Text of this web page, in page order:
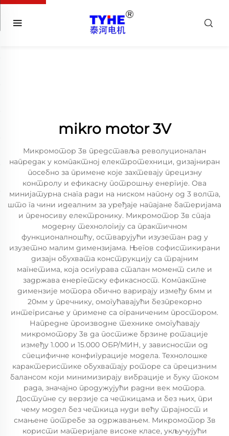
mikro motor 3V
Микромотор 3в представља револуционалан
напредак у компактној електротехници, дизајниран
посебно за примене које захтевају прецизну
контролу и ефикасну потрошњу енергије. Ова
минијатурна снага ради на ниском напону од 3 волта,
што га чини идеалним за уређаје напајане батеријама
и преносиву електронику. Микромотор 3в спаја
модерну технологију са практичном
функционалношћу, остварујући изузетан рад у
изузетно малим димензијама. Његов софистикирани
дизајн обухвата конструкцију са трајним
магнетима, која осигурава сталан момент силе и
задржава енергетску ефикасност. Компактне
димензије мотора обично варирају између 6мм и
20мм у пречнику, омогућавајући безпрекорно
интегрисање у примене са ограниченим простором.
Напредне производне технике омогућавају
микромотору 3в да постиже брзине ротације
између 1.000 и 15.000 ОБР/МИН, у зависности од
специфичне конфигурације модела. Технолошке
карактеристике обухватају роторе са прецизним
балансом који минимизирају вибрације и буку током
рада, значајно продужујући радни век мотора.
Доступне су верзије са четкицама и без њих, при
чему модел без четкица нуди већу трајност и
смањене потребе за одржавањем. Микромотор 3в
користи материјале високе класе, укључујући